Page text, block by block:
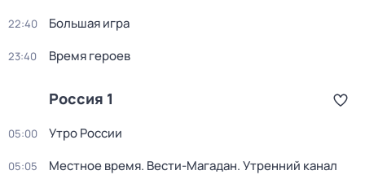
22:40 Большая игра
23:40 Время героев
Россия 1
05:00 Утро России
05:05 Местное время. Вести-Магадан. Утренний канал